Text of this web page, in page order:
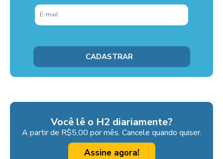
Você lê o H2 diariamente?
A partir de R$5,00 por mês. Cancele quando quiser.
Assine agora!